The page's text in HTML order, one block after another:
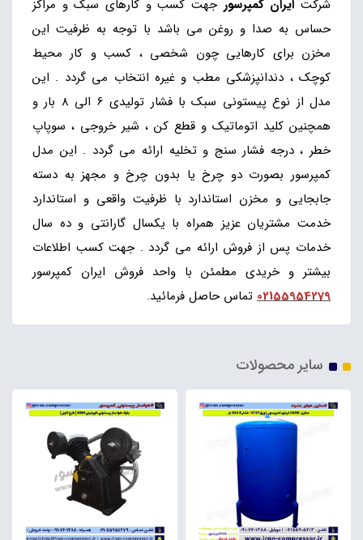
شرکت ایران کمپرسور جهت کسب و کارهای سبک و مراکز
حساس به صدا و روغن می باشد با توجه به ظرفیت این
مخزن برای کارهایی چون شخصی ، کسب و کار محیط
کوچک ، دندانپزشکی مطب و غیره انتخاب می گردد . این
مدل از نوع پیستونی سبک با فشار تولیدی 6 الی 8 بار و
همچنین کلید اتوماتیک و قطع کن ، شیر خروجی ، سوپاپ
خطر ، درجه فشار سنج و تخلیه ارائه می گردد . این مدل
کمپرسور بصورت دو چرخ یا بدون چرخ و مجهز به دسته
جابجایی و مخزن استاندارد با ظرفیت واقعی و استاندارد
خدمت مشتریان عزیز همراه با یکسال گارانتی و ده سال
خدمات پس از فروش ارائه می گردد . جهت کسب اطلاعات
بیشتر و خریدی مطمئن با واحد فروش ایران کمپرسور
02155954279 تماس حاصل فرمائید.
سایر محصولات